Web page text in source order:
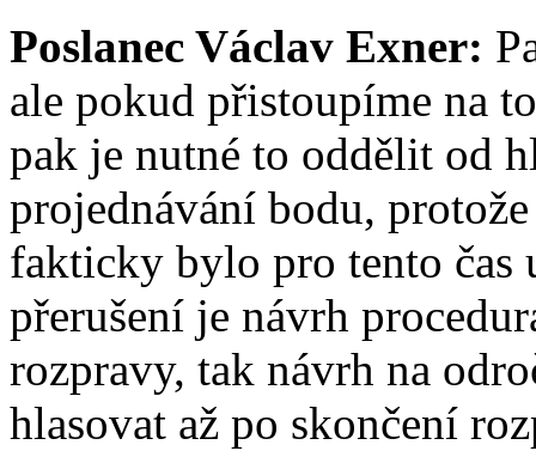
Poslanec Václav Exner:
ale pokud přistoupíme na
pak je nutné to oddělit od
projednávání bodu,
fakticky bylo pro tento čas
přerušení je návrh
rozpravy, tak návrh na
hlasovat až po skončení